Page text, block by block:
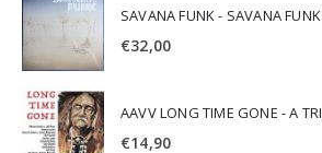
SAVANA FUNK - SAVANA FUNK
€32,00
€14,90